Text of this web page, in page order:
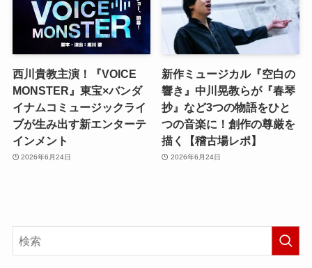
西川貴教主演！『VOICE
MONSTER』東宝×バンダ
イナムコミュージックライ
ブが生み出す新エンターテ
インメント
2026年6月24日
新作ミュージカル『空白の
響き』中川晃教らが『春琴
抄』など3つの物語をひと
つの音楽に！創作の尊厳を
描く【稽古場レポ】
2026年6月24日